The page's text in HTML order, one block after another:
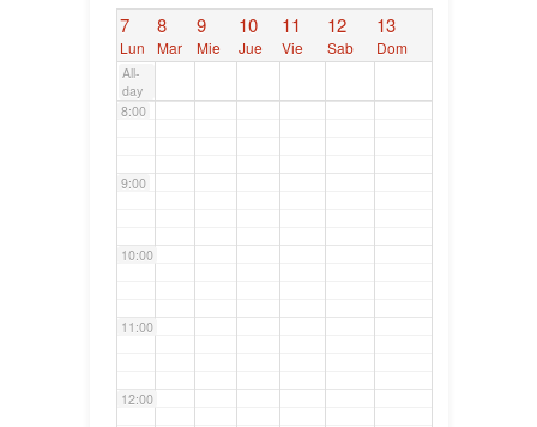
7
Lun
8
Mar
9
Mie
10
Jue
11
Vie
12
Sab
13
Dom
All-
day
7:00
8:00
9:00
10:00
11:00
12:00